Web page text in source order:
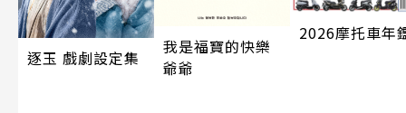
逐玉 戲劇設定集
我是福寶的快樂
爺爺
2026摩托車年